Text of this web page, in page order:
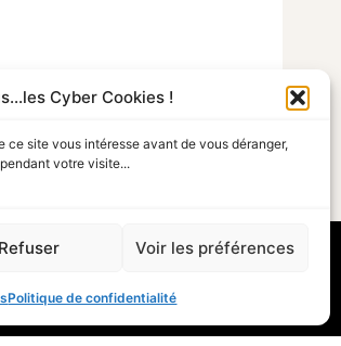
Cyber Cookies !
ce site vous intéresse avant de vous déranger,
votre visite...
Refuser Voir les préférences
Politique de confidentialité